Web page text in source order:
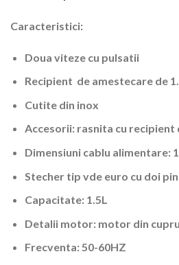
Caracteristici:
Doua viteze cu pulsatii
Recipient de amestecare de
Cutite din inox
Accesorii: rasnita cu recipient
Dimensiuni cablu alimentare:
Stecher tip vde euro cu doi
Capacitate: 1.5L
Detalii motor: motor din
Frecventa: 50-60HZ